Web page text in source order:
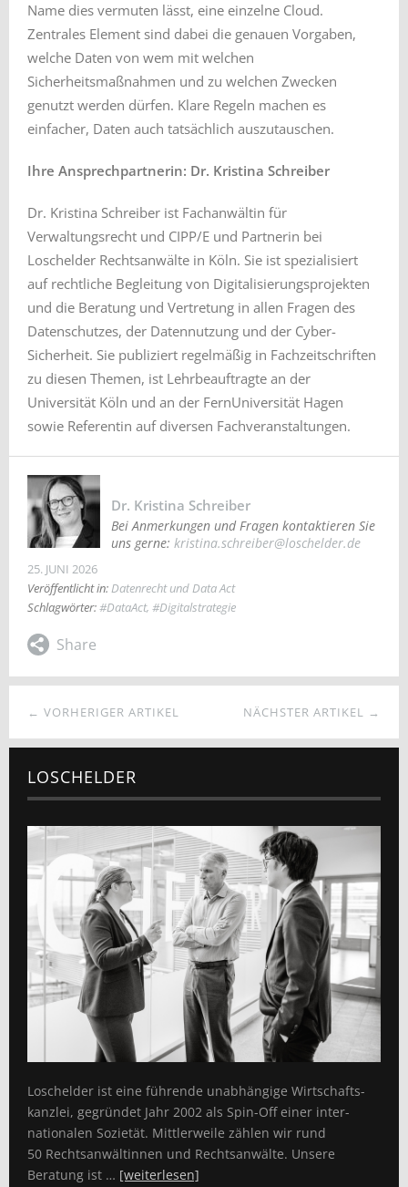
Name dies vermuten lässt, eine einzelne Cloud.
Zentrales Element sind dabei die genauen Vorgaben,
welche Daten von wem mit welchen
Sicherheitsmaßnahmen und zu welchen Zwecken
genutzt werden dürfen. Klare Regeln machen es
einfacher, Daten auch tatsächlich auszutauschen.
Ihre Ansprechpartnerin: Dr. Kristina Schreiber
Dr. Kristina Schreiber ist Fachanwältin für
Verwaltungsrecht und CIPP/E und Partnerin bei
Loschelder Rechtsanwälte in Köln. Sie ist spezialisiert
auf rechtliche Begleitung von Digitalisierungsprojekten
und die Beratung und Vertretung in allen Fragen des
Datenschutzes, der Datennutzung und der Cyber-
Sicherheit. Sie publiziert regelmäßig in Fachzeitschriften
zu diesen Themen, ist Lehrbeauftragte an der
Universität Köln und an der FernUniversität Hagen
sowie Referentin auf diversen Fachveranstaltungen.
Dr. Kristina Schreiber
Bei Anmerkungen und Fragen kontaktieren Sie
uns gerne: kristina.schreiber@loschelder.de
25. JUNI 2026
Veröffentlicht in:Datenrecht und Data Act
Schlagwörter:#DataAct, #Digitalstrategie
NÄCHSTER ARTIKEL →
← VORHERIGER ARTIKEL
LOSCHELDER
Loschelder ist eine führende unabhängige Wirtschafts­
kanzlei, gegründet Jahr 2002 als Spin-Off einer inter­
nationalen Sozietät. Mittlerweile zählen wir rund
50 Rechts­anwältinnen und Rechtsanwälte. Unsere
Beratung ist … [weiterlesen]